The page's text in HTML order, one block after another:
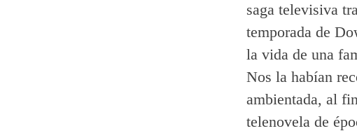
saga televisiva
temporada de
la vida de una
Nos la habían
ambientada, al
telenovela de